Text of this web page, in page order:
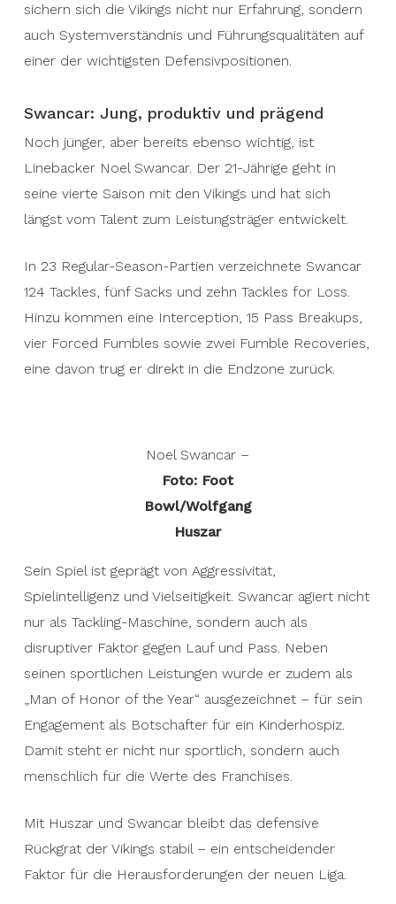
sichern sich die Vikings nicht nur Erfahrung, sondern
auch Systemverständnis und Führungsqualitäten auf
einer der wichtigsten Defensivpositionen.
Swancar: Jung, produktiv und prägend
Noch jünger, aber bereits ebenso wichtig, ist
Linebacker Noel Swancar. Der 21-Jährige geht in
seine vierte Saison mit den Vikings und hat sich
längst vom Talent zum Leistungsträger entwickelt.
In 23 Regular-Season-Partien verzeichnete Swancar
124 Tackles, fünf Sacks und zehn Tackles for Loss.
Hinzu kommen eine Interception, 15 Pass Breakups,
vier Forced Fumbles sowie zwei Fumble Recoveries,
eine davon trug er direkt in die Endzone zurück.
Noel Swancar –
Foto: Foot
Bowl/Wolfgang
Huszar
Sein Spiel ist geprägt von Aggressivität,
Spielintelligenz und Vielseitigkeit. Swancar agiert nicht
nur als Tackling-Maschine, sondern auch als
disruptiver Faktor gegen Lauf und Pass. Neben
seinen sportlichen Leistungen wurde er zudem als
„Man of Honor of the Year“ ausgezeichnet – für sein
Engagement als Botschafter für ein Kinderhospiz.
Damit steht er nicht nur sportlich, sondern auch
menschlich für die Werte des Franchises.
Mit Huszar und Swancar bleibt das defensive
Rückgrat der Vikings stabil – ein entscheidender
Faktor für die Herausforderungen der neuen Liga.